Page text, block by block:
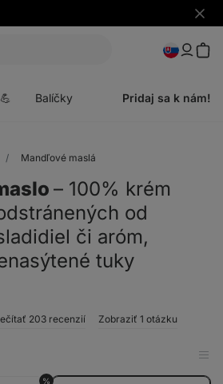
Skryť
Balíčky Pridaj sa k nám!
Mandľové maslá
⁠–⁠ 100% krém
od
či aróm,
tuky
203 recenzií Zobraziť 1 otázku
v
%